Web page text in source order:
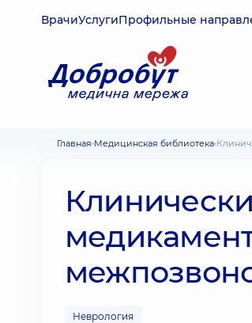
ВрачиУслугиПрофильные
Главная Медицинская библиотека
Неврология